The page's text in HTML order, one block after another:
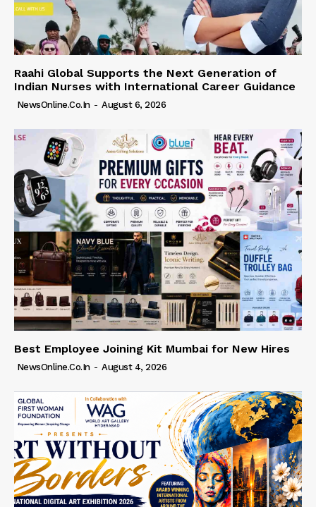
Raahi Global Supports the Next Generation of
Indian Nurses with International Career Guidance
NewsOnline.co.in - August 6, 2026
Best Employee Joining Kit Mumbai for New Hires
NewsOnline.co.in - August 4, 2026